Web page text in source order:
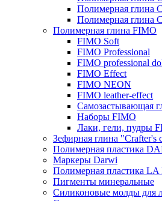
Полимерная глина
Полимерная глина
Полимерная глина FIMO
FIMO Soft
FIMO Professional
FIMO professional
FIMO Effect
FIMO NEON
FIMO leather-effect
Самозастывающая
Наборы FIMO
Лаки, гели, пудры
Зефирная глина "Crafter's
Полимерная пластика
Маркеры Darwi
Полимерная пластика
Пигменты минеральные
Силиконовые молды для